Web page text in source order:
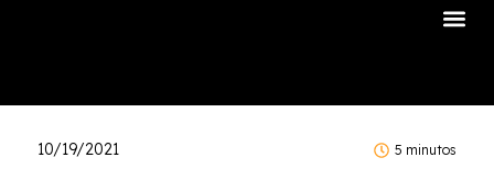
10/19/2021 5 minutos